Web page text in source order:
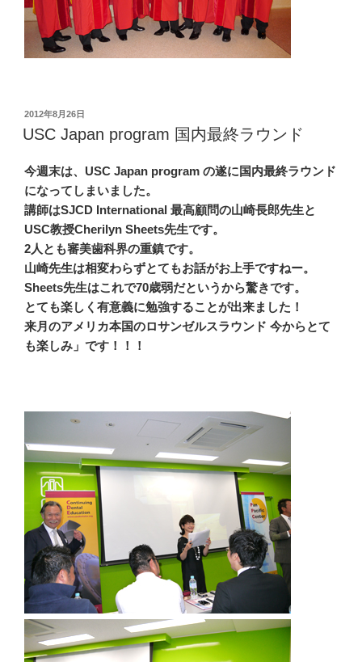
投
稿
日:
2012年8月26日
USC Japan program 国内最終ラウンド
今週末は、USC Japan program の遂に国内最終ラウンド
になってしまいました。
講師はSJCD International 最高顧問の山崎長郎先生と
USC教授Cherilyn Sheets先生です。
2人とも審美歯科界の重鎮です。
山崎先生は相変わらずとてもお話がお上手ですねー。
Sheets先生はこれで70歳弱だというから驚きです。
とても楽しく有意義に勉強することが出来ました！
来月のアメリカ本国のロサンゼルスラウンド 今からとて
も楽しみ」です！！！